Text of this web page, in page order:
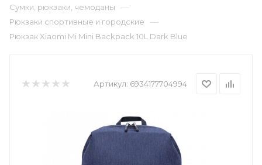
Сумки, рюкзаки, чемоданы —
Рюкзаки спортивные и городские —
Рюкзак Xiaomi Mi Mini Backpack 10L Dark Blue
Артикул: 6934177704994